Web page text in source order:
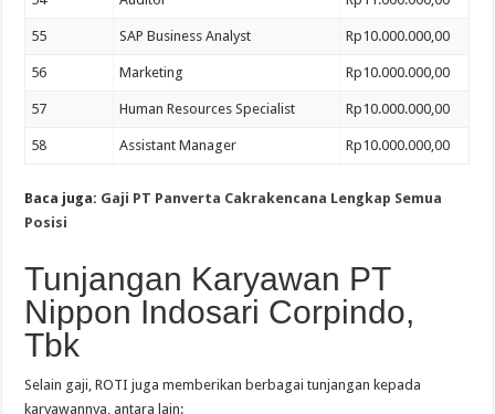
55 SAP Business Analyst Rp10.000.000,00
56 Marketing Rp10.000.000,00
57 Human Resources Specialist Rp10.000.000,00
58 Assistant Manager Rp10.000.000,00
Baca juga: Gaji PT Panverta Cakrakencana Lengkap Semua
Posisi
Tunjangan Karyawan PT
Nippon Indosari Corpindo,
Tbk
Selain gaji, ROTI juga memberikan berbagai tunjangan kepada
karyawannya, antara lain: